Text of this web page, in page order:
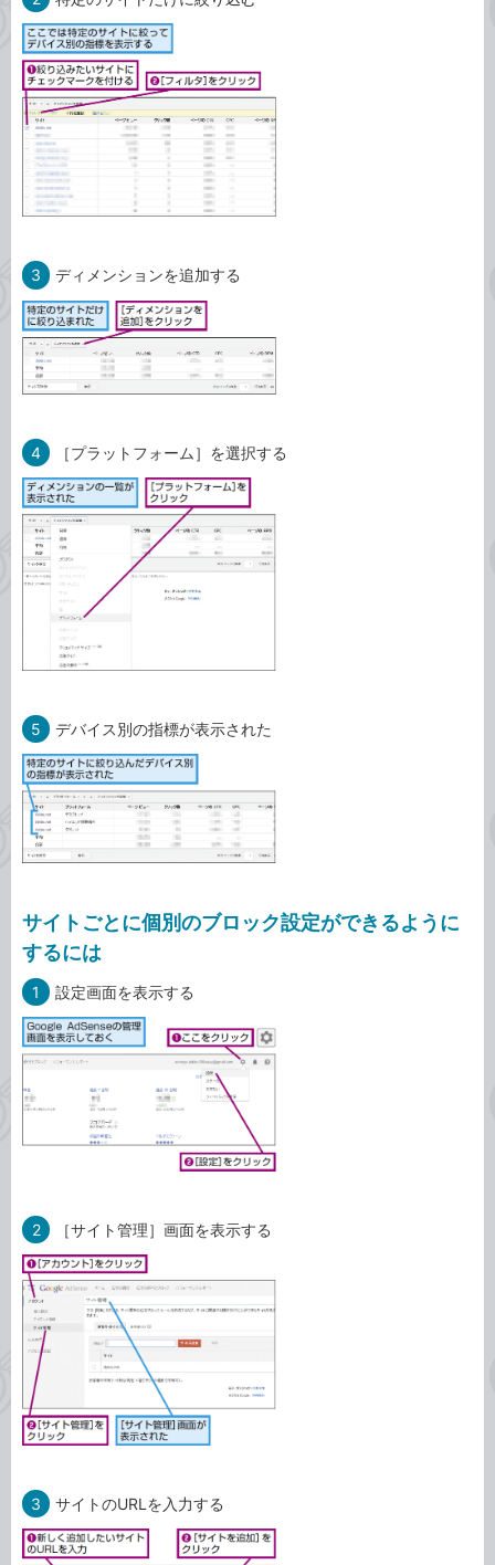
3 ディメンションを追加する
4 ［プラットフォーム］を選択する
5 デバイス別の指標が表示された
サイトごとに個別のブロック設定ができるように
するには
1 設定画面を表示する
2 ［サイト管理］画面を表示する
3 サイトのURLを入力する